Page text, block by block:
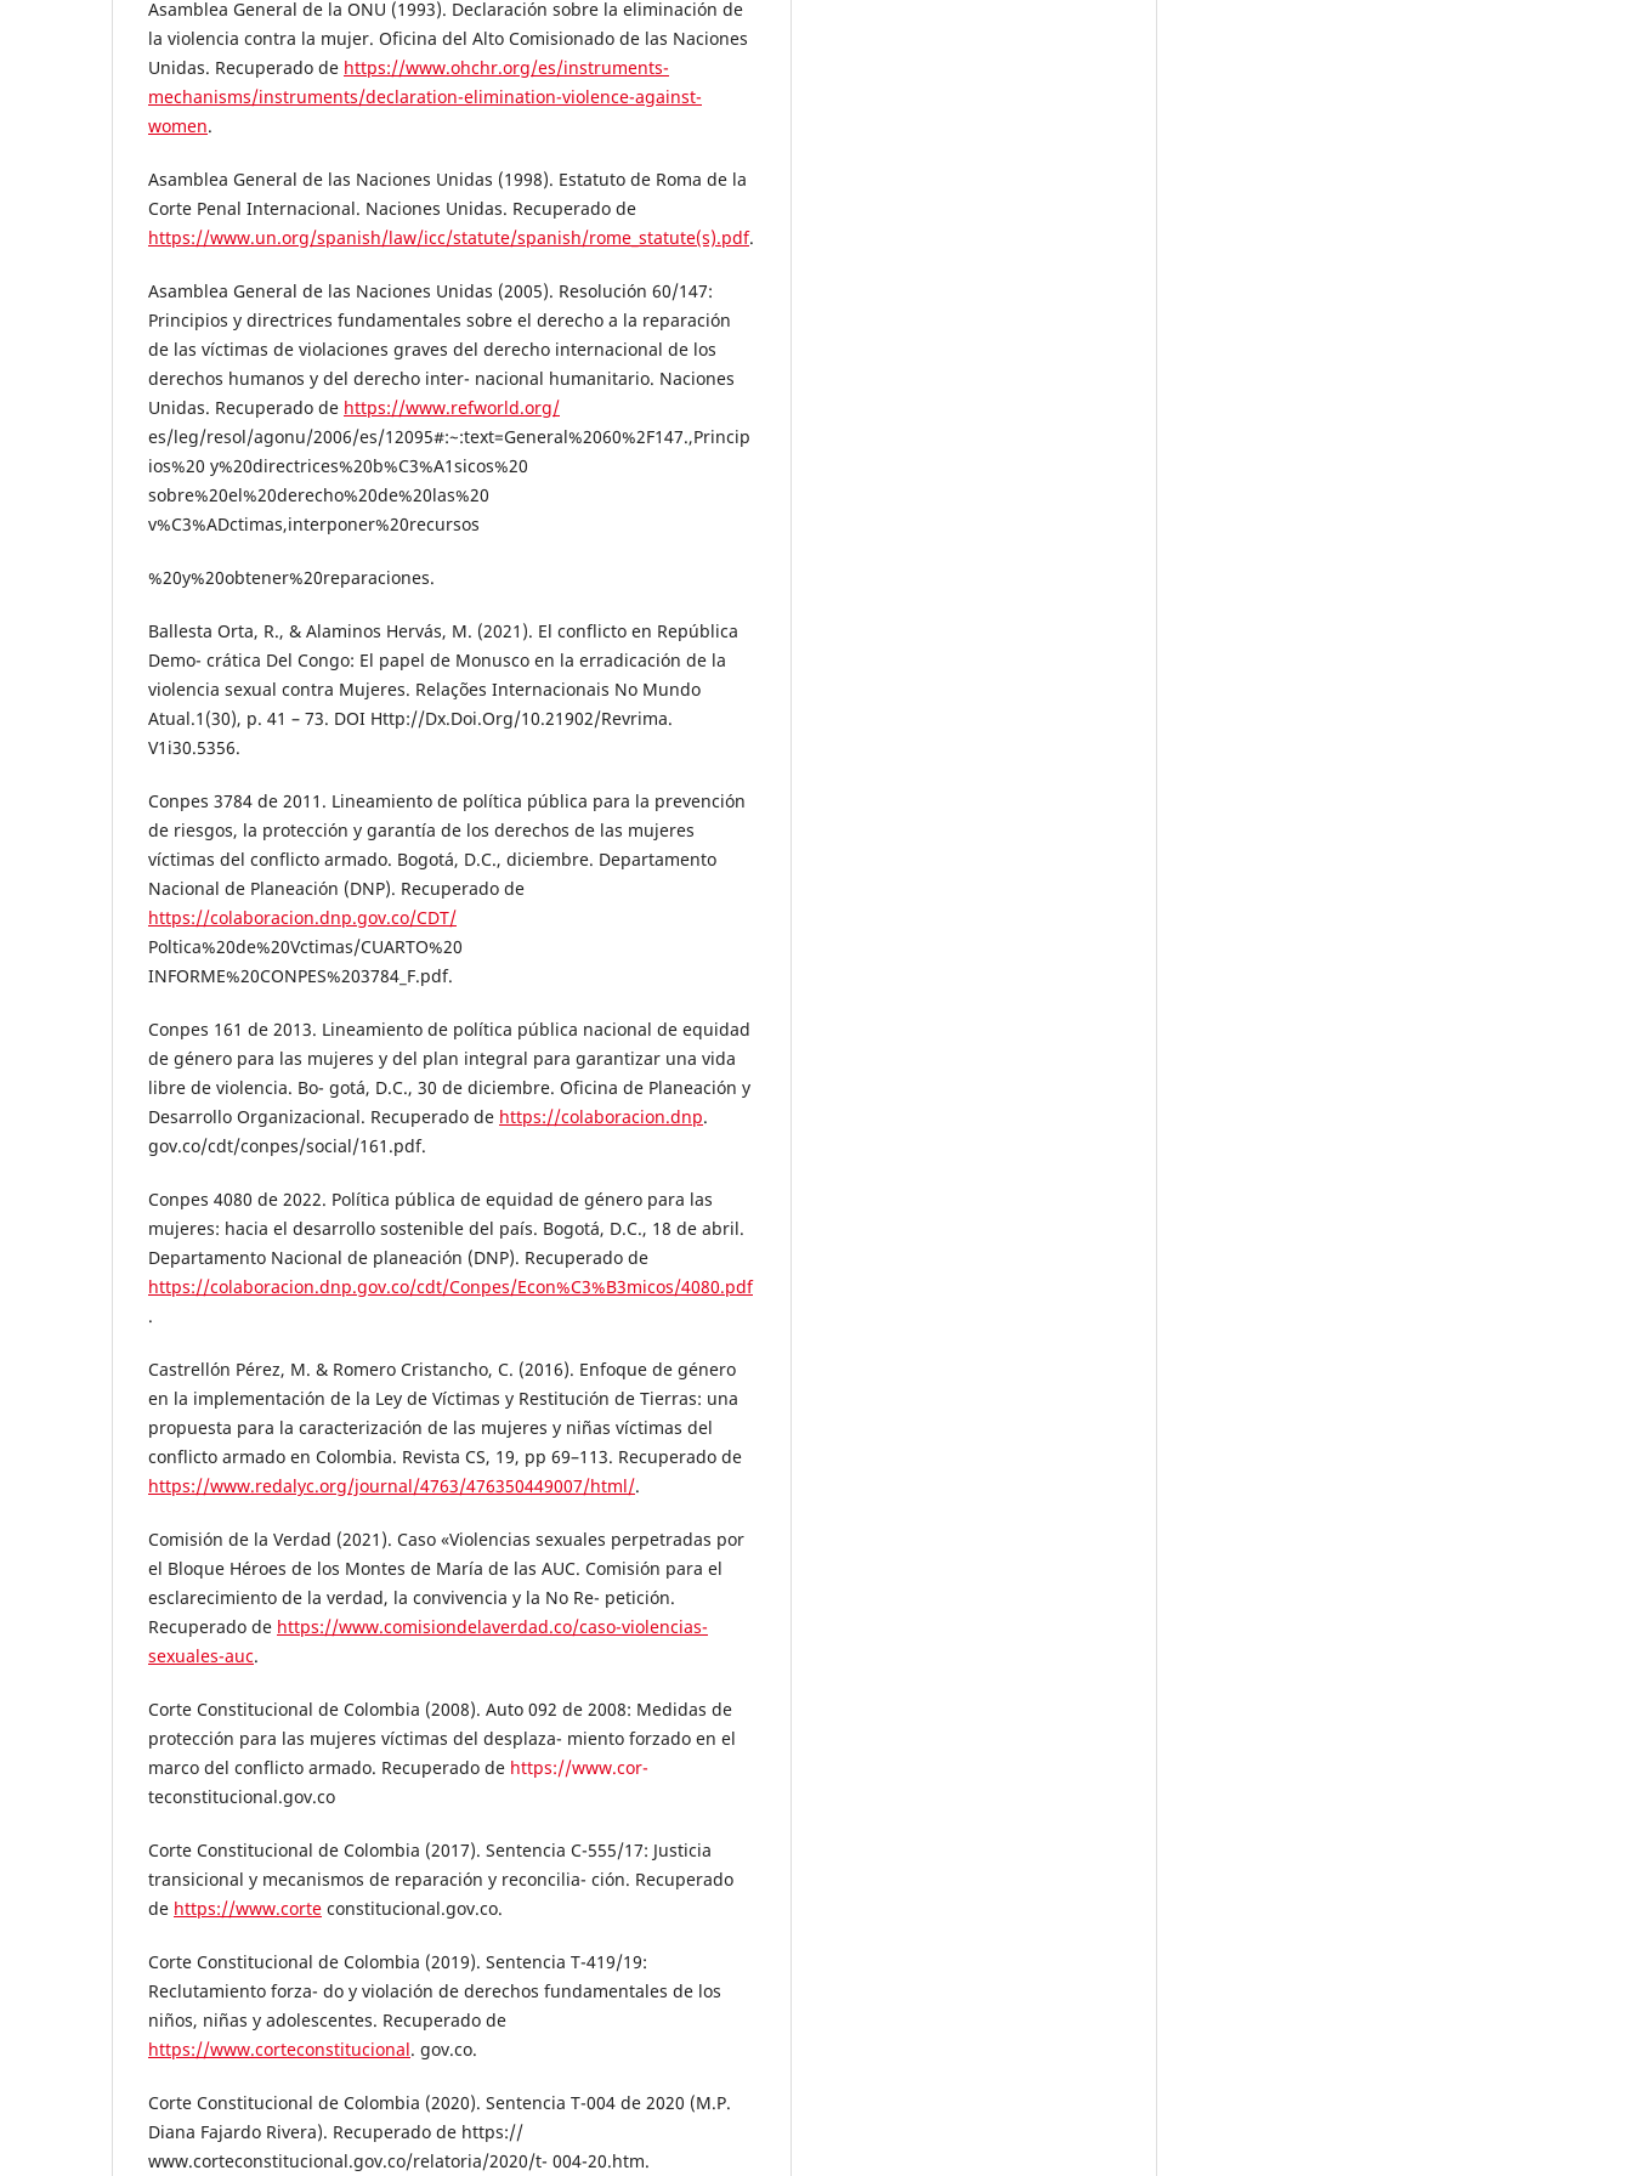
Asamblea General de la ONU (1993). Declaración sobre la eliminación de
la violencia contra la mujer. Oficina del Alto Comisionado de las Naciones
Unidas. Recuperado de https://www.ohchr.org/es/instruments-
mechanisms/instruments/declaration-elimination-violence-against-
women.
Asamblea General de las Naciones Unidas (1998). Estatuto de Roma de la
Corte Penal Internacional. Naciones Unidas. Recuperado de
https://www.un.org/spanish/law/icc/statute/spanish/rome_statute(s).pdf.
Asamblea General de las Naciones Unidas (2005). Resolución 60/147:
Principios y directrices fundamentales sobre el derecho a la reparación
de las víctimas de violaciones graves del derecho internacional de los
derechos humanos y del derecho inter- nacional humanitario. Naciones
Unidas. Recuperado de https://www.refworld.org/
es/leg/resol/agonu/2006/es/12095#:~:text=General%2060%2F147.,Princip
ios%20 y%20directrices%20b%C3%A1sicos%20
sobre%20el%20derecho%20de%20las%20
v%C3%ADctimas,interponer%20recursos
%20y%20obtener%20reparaciones.
Ballesta Orta, R., & Alaminos Hervás, M. (2021). El conflicto en República
Demo- crática Del Congo: El papel de Monusco en la erradicación de la
violencia sexual contra Mujeres. Relações Internacionais No Mundo
Atual.1(30), p. 41 – 73. DOI Http://Dx.Doi.Org/10.21902/Revrima.
V1i30.5356.
Conpes 3784 de 2011. Lineamiento de política pública para la prevención
de riesgos, la protección y garantía de los derechos de las mujeres
víctimas del conflicto armado. Bogotá, D.C., diciembre. Departamento
Nacional de Planeación (DNP). Recuperado de
https://colaboracion.dnp.gov.co/CDT/
Poltica%20de%20Vctimas/CUARTO%20
INFORME%20CONPES%203784_F.pdf.
Conpes 161 de 2013. Lineamiento de política pública nacional de equidad
de género para las mujeres y del plan integral para garantizar una vida
libre de violencia. Bo- gotá, D.C., 30 de diciembre. Oficina de Planeación y
Desarrollo Organizacional. Recuperado de https://colaboracion.dnp.
gov.co/cdt/conpes/social/161.pdf.
Conpes 4080 de 2022. Política pública de equidad de género para las
mujeres: hacia el desarrollo sostenible del país. Bogotá, D.C., 18 de abril.
Departamento Nacional de planeación (DNP). Recuperado de
https://colaboracion.dnp.gov.co/cdt/Conpes/Econ%C3%B3micos/4080.pdf
.
Castrellón Pérez, M. & Romero Cristancho, C. (2016). Enfoque de género
en la implementación de la Ley de Víctimas y Restitución de Tierras: una
propuesta para la caracterización de las mujeres y niñas víctimas del
conflicto armado en Colombia. Revista CS, 19, pp 69–113. Recuperado de
https://www.redalyc.org/journal/4763/476350449007/html/.
Comisión de la Verdad (2021). Caso «Violencias sexuales perpetradas por
el Bloque Héroes de los Montes de María de las AUC. Comisión para el
esclarecimiento de la verdad, la convivencia y la No Re- petición.
Recuperado de https://www.comisiondelaverdad.co/caso-violencias-
sexuales-auc.
Corte Constitucional de Colombia (2008). Auto 092 de 2008: Medidas de
protección para las mujeres víctimas del desplaza- miento forzado en el
marco del conflicto armado. Recuperado de https://www.cor-
teconstitucional.gov.co
Corte Constitucional de Colombia (2017). Sentencia C-555/17: Justicia
transicional y mecanismos de reparación y reconcilia- ción. Recuperado
de https://www.corte constitucional.gov.co.
Corte Constitucional de Colombia (2019). Sentencia T-419/19:
Reclutamiento forza- do y violación de derechos fundamentales de los
niños, niñas y adolescentes. Recuperado de
https://www.corteconstitucional. gov.co.
Corte Constitucional de Colombia (2020). Sentencia T-004 de 2020 (M.P.
Diana Fajardo Rivera). Recuperado de https://
www.corteconstitucional.gov.co/relatoria/2020/t- 004-20.htm.